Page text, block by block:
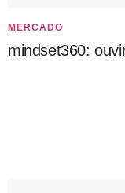
MERCADO
mindset360: